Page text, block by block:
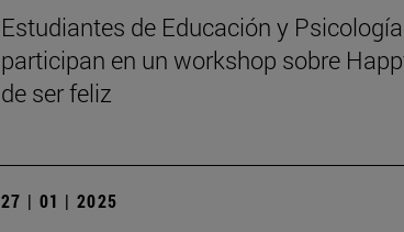
Estudiantes de Educación y
participan en un workshop sobre
de ser feliz
27 | 01 | 2025